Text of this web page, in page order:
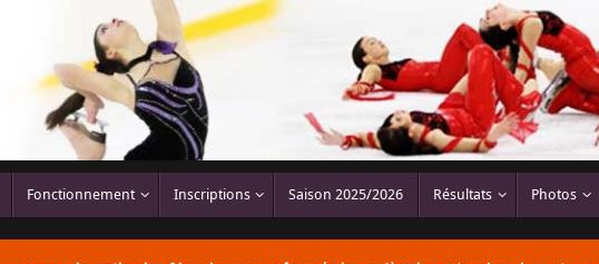
Fonctionnement Inscriptions Saison 2025/2026 Résultats Photos